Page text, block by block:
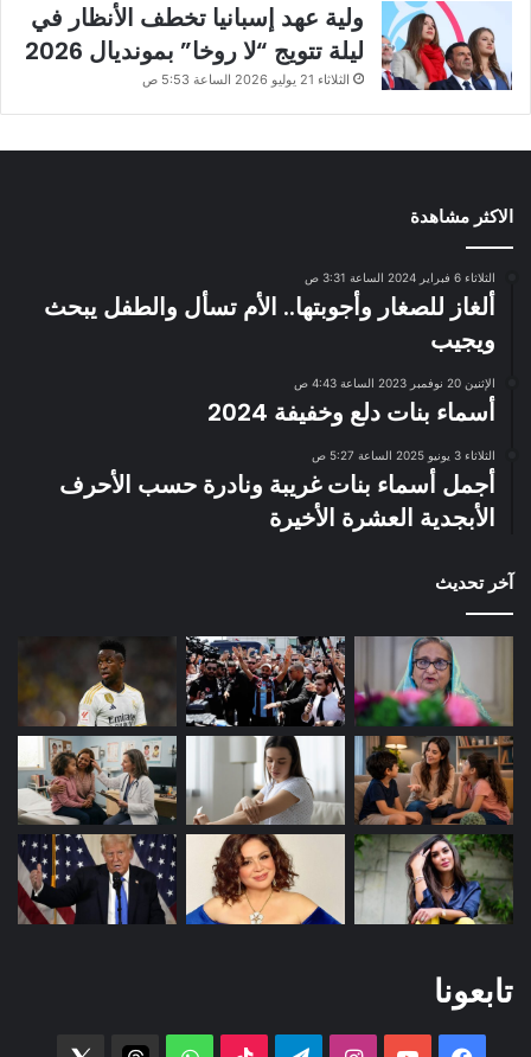
ولية عهد إسبانيا تخطف الأنظار في
ليلة تتويج “لا روخا” بمونديال 2026
الثلاثاء 21 يوليو 2026 الساعة 5:53 ص
الاكثر مشاهدة
الثلاثاء 6 فبراير 2024 الساعة 3:31 ص
ألغاز للصغار وأجوبتها.. الأم تسأل والطفل يبحث
ويجيب
الإثنين 20 نوفمبر 2023 الساعة 4:43 ص
أسماء بنات دلع وخفيفة 2024
الثلاثاء 3 يونيو 2025 الساعة 5:27 ص
أجمل أسماء بنات غريبة ونادرة حسب الأحرف
الأبجدية العشرة الأخيرة
آخر تحديث
تابعونا